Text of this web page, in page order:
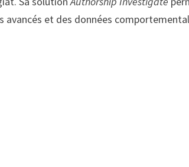
avancés et des données